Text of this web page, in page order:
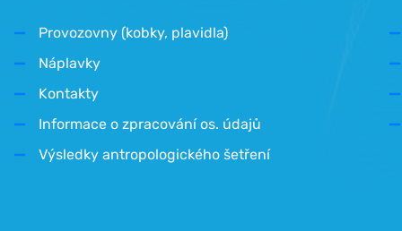
Provozovny (kobky, plavidla)
Náplavky
Kontakty
Informace o zpracování os. údajů
Výsledky antropologického šetření